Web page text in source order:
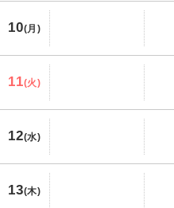
10(月)
11(火)
12(水)
13(木)